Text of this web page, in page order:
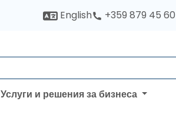
English +359 879 45 60
Услуги и решения за бизнеса